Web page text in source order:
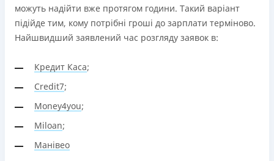
доході)
Зручний додаток для оформлення та управління
платіжною карткою та кредитним лімітом (відсутність
Строк користування кредитним лімітом необмежений
при вчасному обслуговуванні (строк кредитної лінії 5
років з можливістю пролонгації)
Можна використовувати ліміт на будь які споживчі
потреби
Недоліки
можуть надійти вже протягом години. Такий варіант
підійде тим, кому потрібні гроші до зарплати терміново.
Найшвидший заявлений час розгляду заявок в:
Кредит Каса;
Credit7;
Money4you;
Miloan;
Манівео